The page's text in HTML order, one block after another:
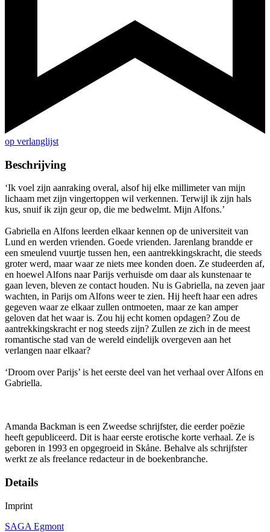
op verlanglijst
Beschrijving
‘Ik voel zijn aanraking overal, alsof hij elke millimeter van mijn
lichaam met zijn vingertoppen wil verkennen. Terwijl ik zijn hals
kus, snuif ik zijn geur op, die me bedwelmt. Mijn Alfons.’
Gabriella en Alfons leerden elkaar kennen op de universiteit van
Lund en werden vrienden. Goede vrienden. Jarenlang brandde er
een smeulend vuurtje tussen hen, een aantrekkingskracht, die steeds
groter werd, maar waar ze niets mee konden doen. Ze studeerden af,
en hoewel Alfons naar Parijs verhuisde om daar als kunstenaar te
gaan leven, bleven ze contact houden. Nu is Gabriella, na zeven jaar
wachten, in Parijs om Alfons weer te zien. Hij heeft haar een adres
gegeven waar ze elkaar zullen ontmoeten, maar ze kan amper
geloven dat het waar is. Zou hij echt komen opdagen? Zou de
aantrekkingskracht er nog steeds zijn? Zullen ze zich in de meest
romantische stad van de wereld eindelijk overgeven aan het
verlangen naar elkaar?
‘Droom over Parijs’ is het eerste deel van het verhaal over Alfons en
Gabriella.
Amanda Backman is een Zweedse schrijfster, die eerder poëzie
heeft gepubliceerd. Dit is haar eerste erotische korte verhaal. Ze is
geboren in 1993 en opgegroeid in Skåne. Behalve als schrijfster
werkt ze als freelance redacteur in de boekenbranche.
Details
Imprint
SAGA Egmont